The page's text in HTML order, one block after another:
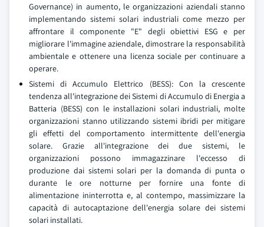
Governance) in aumento, le organizzazioni aziendali stanno
implementando sistemi solari industriali come mezzo per
affrontare il componente "E" degli obiettivi ESG e per
migliorare l'immagine aziendale, dimostrare la responsabilità
ambientale e ottenere una licenza sociale per continuare a
operare.
Sistemi di Accumulo Elettrico (BESS): Con la crescente
tendenza all'integrazione dei Sistemi di Accumulo di Energia a
Batteria (BESS) con le installazioni solari industriali, molte
organizzazioni stanno utilizzando sistemi ibridi per mitigare
gli effetti del comportamento intermittente dell'energia
solare. Grazie all'integrazione dei due sistemi, le
organizzazioni possono immagazzinare l'eccesso di
produzione dai sistemi solari per la domanda di punta o
durante le ore notturne per fornire una fonte di
alimentazione ininterrotta e, al contempo, massimizzare la
capacità di autocaptazione dell'energia solare dei sistemi
solari installati.